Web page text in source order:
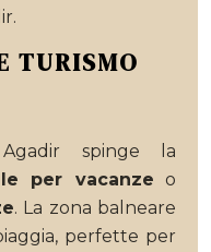
TURISMO
spinge la
per vacanze o
. La zona balneare
perfette per